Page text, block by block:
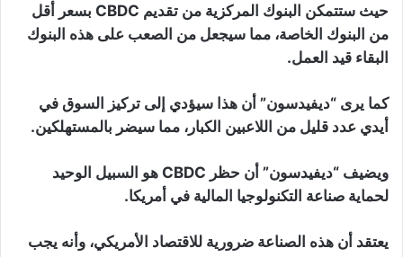
حيث ستتمكن البنوك المركزية من تقديم CBDC بسعر أقل
من البنوك الخاصة، مما سيجعل من الصعب على هذه البنوك
البقاء قيد العمل.
كما يرى “ديفيدسون” أن هذا سيؤدي إلى تركيز السوق في
أيدي عدد قليل من اللاعبين الكبار، مما سيضر بالمستهلكين.
ويضيف “ديفيدسون” أن حظر CBDC هو السبيل الوحيد
لحماية صناعة التكنولوجيا المالية في أمريكا.
يعتقد أن هذه الصناعة ضرورية للاقتصاد الأمريكي، وأنه يجب